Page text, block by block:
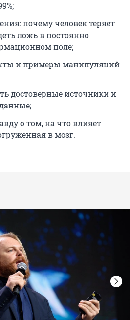
почему человек теряет
ложь в постоянно
поле;
и примеры манипуляций
достоверные источники и
о том, на что влияет
в мозг.